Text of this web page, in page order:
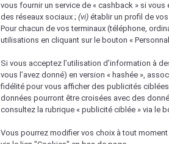
vous fournir un service de « cashback » si vous
des réseaux sociaux ; (vi) établir un profil de
Pour chacun de vos terminaux (téléphone,
utilisations en cliquant sur le bouton «
Si vous acceptez l’utilisation d’information à
vous l’avez donné) en version « hashée »,
fidélité pour vous afficher des publicités
données pourront être croisées avec des
consultez la rubrique « publicité ciblée » via le
Vous pourrez modifier vos choix à tout